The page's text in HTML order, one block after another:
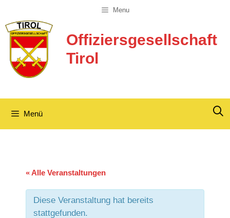
Inhalt
springen
Menu
Offiziersgesellschaft
Tirol
Menü
« Alle Veranstaltungen
Diese Veranstaltung hat bereits
stattgefunden.